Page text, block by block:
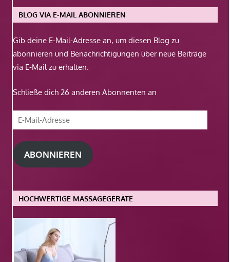
BLOG VIA E-MAIL ABONNIEREN
Gib deine E-Mail-Adresse an, um diesen Blog zu
abonnieren und Benachrichtigungen über neue Beiträge
via E-Mail zu erhalten.
Schließe dich 26 anderen Abonnenten an
E-
Mail-
Adresse
ABONNIEREN
HOCHWERTIGE MASSAGEGERÄTE